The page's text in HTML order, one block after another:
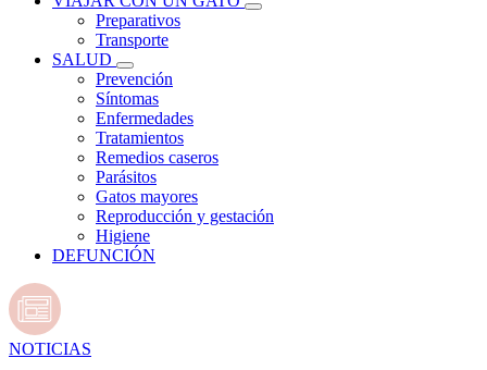
Preparativos
Transporte
SALUD
Prevención
Síntomas
Enfermedades
Tratamientos
Remedios caseros
Parásitos
Gatos mayores
Reproducción y gestación
Higiene
DEFUNCIÓN
NOTICIAS